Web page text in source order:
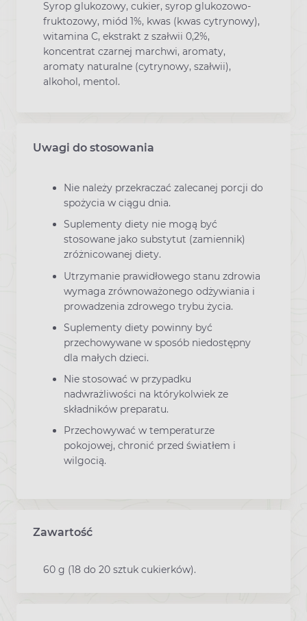
Syrop glukozowy, cukier, syrop glukozowo-
fruktozowy, miód 1%, kwas (kwas cytrynowy),
witamina C, ekstrakt z szałwii 0,2%,
koncentrat czarnej marchwi, aromaty,
aromaty naturalne (cytrynowy, szałwii),
alkohol, mentol.
Uwagi do stosowania
Nie należy przekraczać zalecanej porcji do
spożycia w ciągu dnia.
Suplementy diety nie mogą być
stosowane jako substytut (zamiennik)
zróżnicowanej diety.
Utrzymanie prawidłowego stanu zdrowia
wymaga zrównoważonego odżywiania i
prowadzenia zdrowego trybu życia.
Suplementy diety powinny być
przechowywane w sposób niedostępny
dla małych dzieci.
Nie stosować w przypadku
nadwrażliwości na którykolwiek ze
składników preparatu.
Przechowywać w temperaturze
pokojowej, chronić przed światłem i
wilgocią.
Zawartość
60 g (18 do 20 sztuk cukierków).